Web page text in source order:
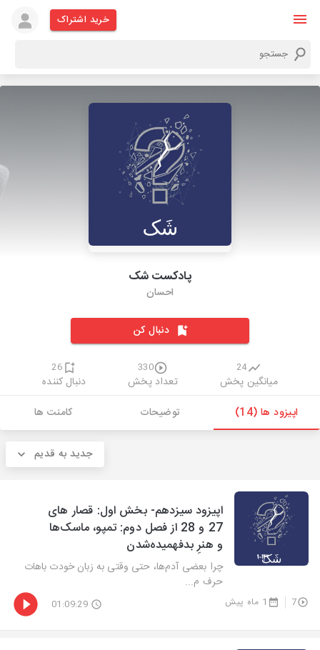
خرید اشتراک
پادکست شک
احسان
دنبال کن
24
میانگین پخش
330
تعداد پخش
26
دنبال کننده
اپیزود ها (14)
توضیحات کامنت ها
جدید به قدیم
اپیزود سیزدهم- بخش اول: قصار های
27 و 28 از فصل دوم: تمپو، ماسک‌ها
و هنرِ بدفهمیده‌شدن
چرا بعضی آدم‌ها، حتی وقتی به زبان خودت باهات
حرف م...
7 1 ماه پیش 01:09:29